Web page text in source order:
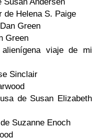
de Helena S. Paige
Green
Green
viaje de mi
Sinclair
de Susan Elizabeth
Suzanne Enoch